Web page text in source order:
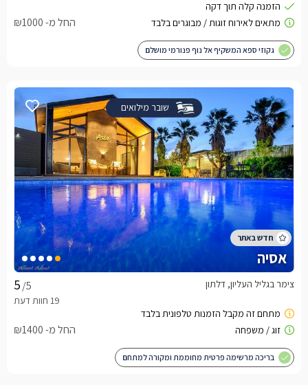
החל מ- ₪1000
גקוזי ספא המשקיף אל נוף פנורמי מושלם
שובר מילואים
אסיה
/5 צימר בגליל העליון, דלתון
החל מ- ₪1400
בריכה מרשימה פרטית מחוממת ומקורה למתחם